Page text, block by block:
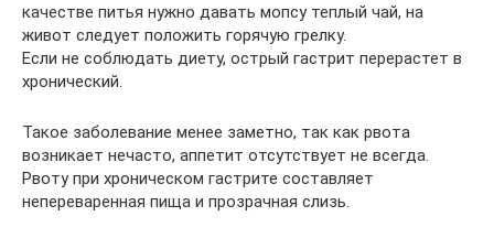
качестве питья нужно давать мопсу теплый чай, на
живот следует положить горячую грелку.
Если не соблюдать диету, острый гастрит перерастет в
хронический.
Такое заболевание менее заметно, так как рвота
возникает нечасто, аппетит отсутствует не всегда.
Рвоту при хроническом гастрите составляет
непереваренная пища и прозрачная слизь.